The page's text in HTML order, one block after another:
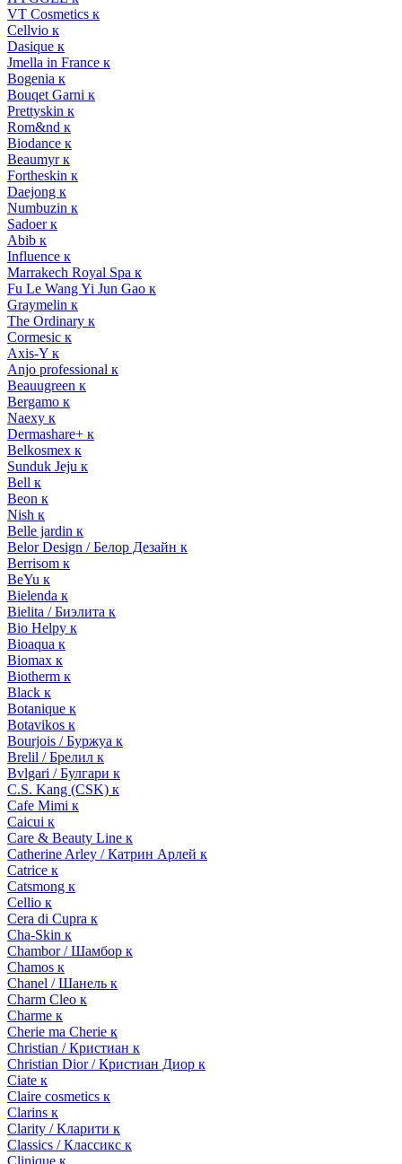
VT Cosmetics к
Cellvio к
Dasique к
Jmella in France к
Bogenia к
Bouqet Garni к
Prettyskin к
Rom&nd к
Biodance к
Beaumyr к
Fortheskin к
Daejong к
Numbuzin к
Sadoer к
Abib к
Influence к
Marrakech Royal Spa к
Fu Le Wang Yi Jun Gao к
Graymelin к
The Ordinary к
Cormesic к
Axis-Y к
Anjo professional к
Beauugreen к
Bergamo к
Naexy к
Dermashare+ к
Belkosmex к
Sunduk Jeju к
Bell к
Beon к
Nish к
Belle jardin к
Belor Design / Белор Дезайн к
Berrisom к
BeYu к
Bielenda к
Bielita / Биэлита к
Bio Helpy к
Bioaqua к
Biomax к
Biotherm к
Black к
Botanique к
Botavikos к
Bourjois / Буржуа к
Brelil / Брелил к
Bvlgari / Булгари к
C.S. Kang (CSK) к
Cafe Mimi к
Caicui к
Care & Beauty Line к
Catherine Arley / Катрин Арлей к
Catrice к
Catsmong к
Cellio к
Cera di Cupra к
Cha-Skin к
Chambor / Шамбор к
Chamos к
Chanel / Шанель к
Charm Cleo к
Charme к
Cherie ma Cherie к
Christian / Кристиан к
Christian Dior / Кристиан Диор к
Ciate к
Claire cosmetics к
Clarins к
Clarity / Кларити к
Classics / Классикс к
Clinique к